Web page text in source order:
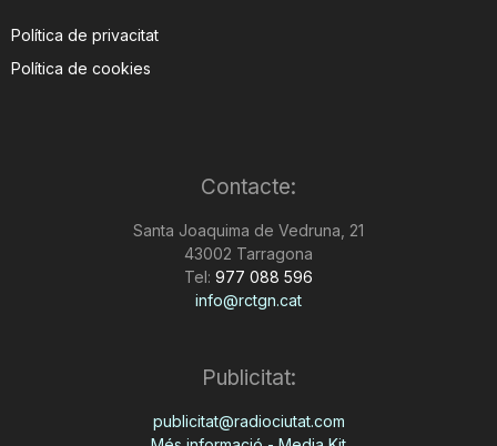
Política de privacitat
Política de cookies
Contacte:
Santa Joaquima de Vedruna, 21
43002 Tarragona
Tel: 977 088 596
info@rctgn.cat
Publicitat:
publicitat@radiociutat.com